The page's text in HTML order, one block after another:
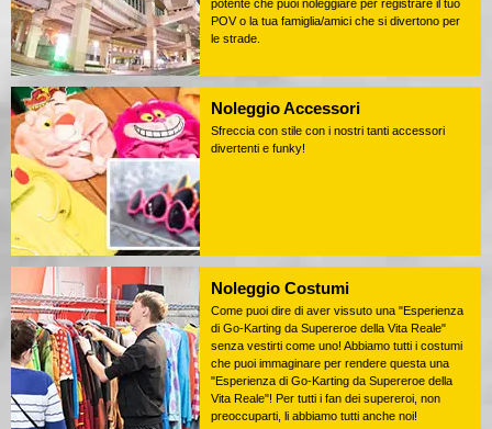
potente che puoi noleggiare per registrare il tuo
POV o la tua famiglia/amici che si divertono per
le strade.
Noleggio Accessori
Sfreccia con stile con i nostri tanti accessori
divertenti e funky!
Noleggio Costumi
Come puoi dire di aver vissuto una "Esperienza
di Go-Karting da Supereroe della Vita Reale"
senza vestirti come uno! Abbiamo tutti i costumi
che puoi immaginare per rendere questa una
"Esperienza di Go-Karting da Supereroe della
Vita Reale"! Per tutti i fan dei supereroi, non
preoccuparti, li abbiamo tutti anche noi!